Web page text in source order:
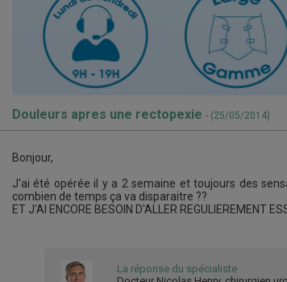
Douleurs apres une rectopexie - (25/05/2014)
Bonjour,
J'ai été opérée il y a 2 semaine et toujours des
combien de temps ça va disparaitre ??
ET J'AI ENCORE BESOIN D'ALLER REGULIEREMENT
La réponse du spécialiste